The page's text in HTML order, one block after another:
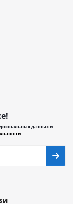
данных и